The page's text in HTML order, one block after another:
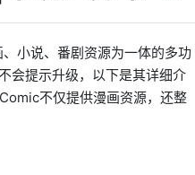
小说、番剧资源为一体的多功
会提示升级，以下是其详细介
不仅提供漫画资源，还整